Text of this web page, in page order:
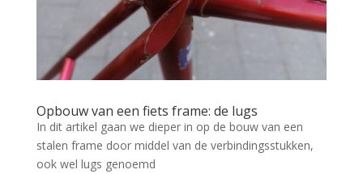
Opbouw van een fiets frame: de lugs
In dit artikel gaan we dieper in op de bouw van een
stalen frame door middel van de verbindingsstukken,
ook wel lugs genoemd